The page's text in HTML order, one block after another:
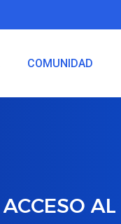
COMUNIDAD
ACCESO AL